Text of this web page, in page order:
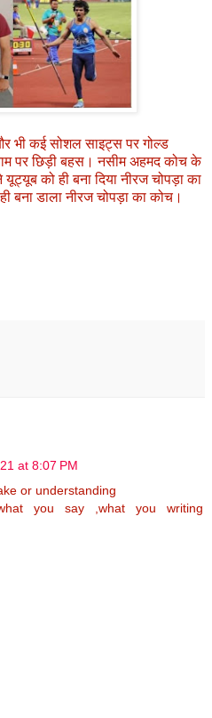
भी कई सोशल साइट्स पर गोल्ड
पर छिड़ी बहस। नसीम अहमद कोच के
को ही बना दिया नीरज चोपड़ा का
बना डाला नीरज चोपड़ा का कोच।
at 8:07 PM
or understanding
you say ,what you writing